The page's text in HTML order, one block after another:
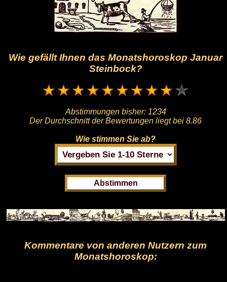
Wie gefällt Ihnen das Monatshoroskop Januar
Steinbock?
Abstimmungen bisher: 1234
Der Durchschnitt der Bewertungen liegt bei 8.86
Wie stimmen Sie ab?
Kommentare von anderen Nutzern zum
Monatshoroskop: